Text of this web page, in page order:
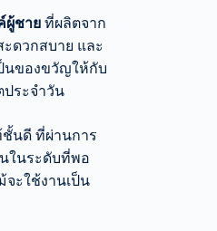
ผู้ชาย ที่ผลิตจาก
ดวกสบาย และ
นของขวัญให้กับ
ประจำวัน
นดี ที่ผ่านการ
ในระดับที่พอ
จะใช้งานเป็น